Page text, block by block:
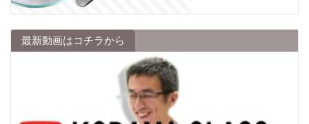
最新動画はコチラから